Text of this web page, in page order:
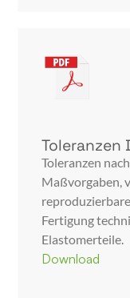
Toleranzen
Toleranzen
Maßvorgaben,
Fertigung
Elastomerteile.
Download